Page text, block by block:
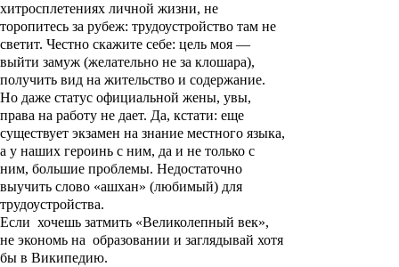
хитросплетениях личной жизни, не
торопитесь за рубеж: трудоустройство там не
светит. Честно скажите себе: цель моя —
выйти замуж (желательно не за клошара),
получить вид на жительство и содержание.
Но даже статус официальной жены, увы,
права на работу не дает. Да, кстати: еще
существует экзамен на знание местного языка,
а у наших героинь с ним, да и не только с
ним, большие проблемы. Недостаточно
выучить слово «ашхан» (любимый) для
трудоустройства.
Если хочешь затмить «Великолепный век»,
не экономь на образовании и заглядывай хотя
бы в Википедию.